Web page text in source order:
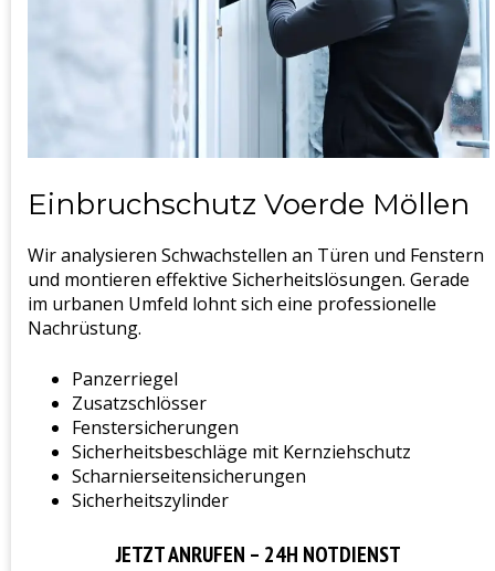
Einbruchschutz Voerde Möllen
Wir analysieren Schwachstellen an Türen und Fenstern
und montieren effektive Sicherheitslösungen. Gerade
im urbanen Umfeld lohnt sich eine professionelle
Nachrüstung.
Panzerriegel
Zusatzschlösser
Fenstersicherungen
Sicherheitsbeschläge mit Kernziehschutz
Scharnierseitensicherungen
Sicherheitszylinder
JETZT ANRUFEN – 24H NOTDIENST